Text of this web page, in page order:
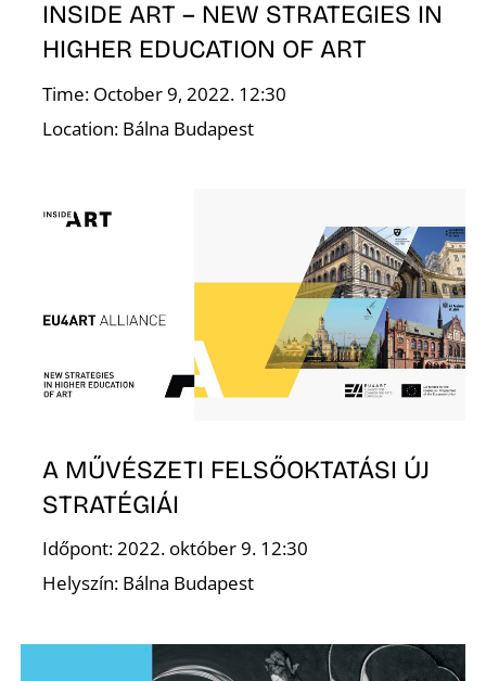
INSIDE ART – NEW STRATEGIES IN
HIGHER EDUCATION OF ART
Time: October 9, 2022. 12:30
Location: Bálna Budapest
A MŰVÉSZETI FELSŐOKTATÁSI ÚJ
STRATÉGIÁI
Időpont: 2022. október 9. 12:30
Helyszín: Bálna Budapest